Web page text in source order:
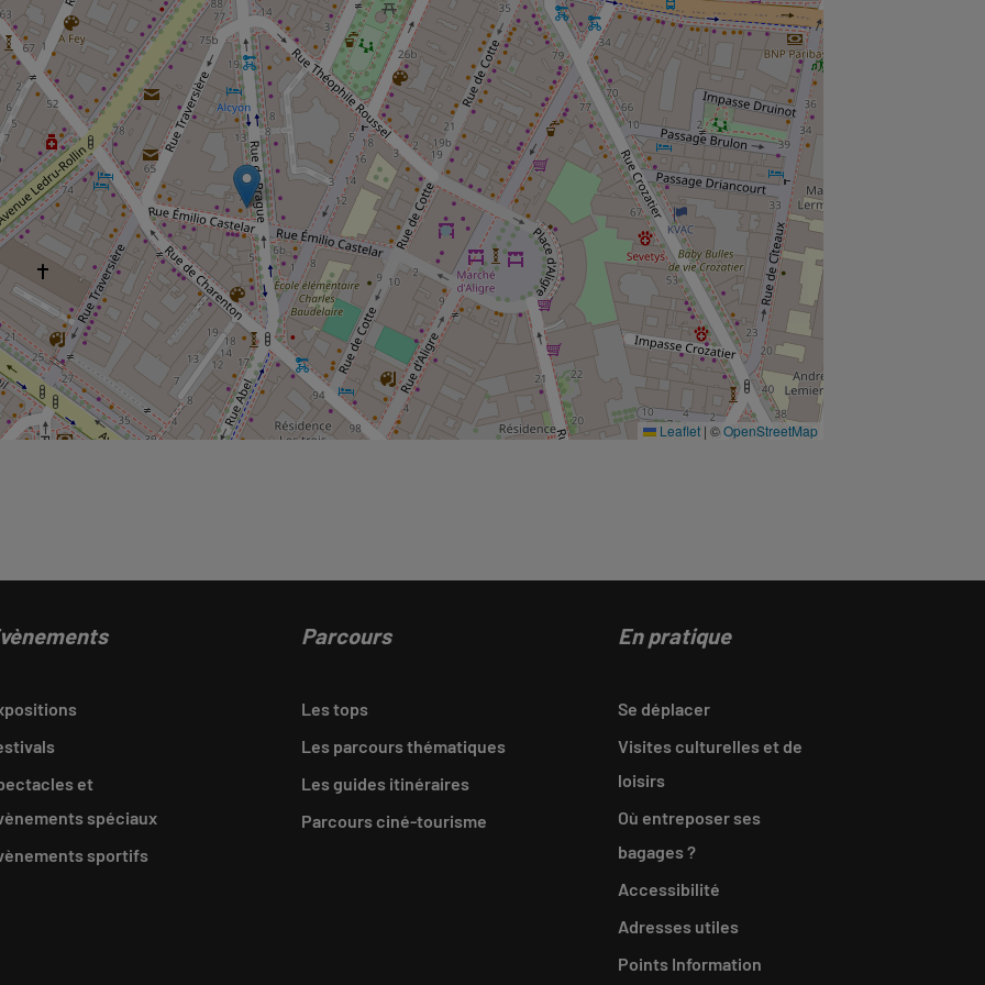
Leaflet | ©OpenStreetMap
et
spéciaux
sportifs
Parcours
Les tops
Les parcours thématiques
Les guides itinéraires
Parcours ciné-tourisme
En pratique
Se déplacer
Visites culturelles et de
loisirs
Où entreposer ses
bagages ?
Accessibilité
Adresses utiles
Points Information